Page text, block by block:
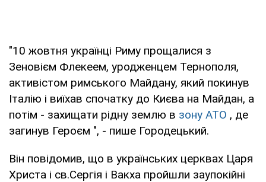
"10 жовтня українці Риму прощалися з
Зеновієм Флекеем, уродженцем Тернополя,
активістом римського Майдану, який покинув
Італію і виїхав спочатку до Києва на Майдан, а
потім - захищати рідну землю в зону АТО , де
загинув Героєм ", - пише Городецький.
Він повідомив, що в українських церквах Царя
Христа і св.Сергія і Вакха пройшли заупокійні